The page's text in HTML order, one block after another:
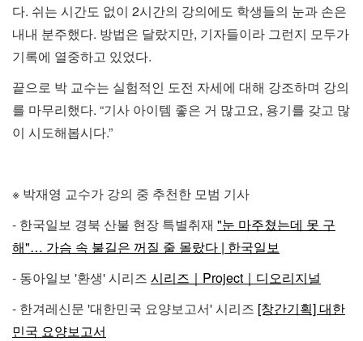
다. 쉬는 시간도 없이 2시간의 강의에도 학생들의 눈과 손은
내내 분주했다. 방법은 달랐지만, 기자들이라 그런지 모두가
기록에 열중하고 있었다.
끝으로 박 교수는 실험적인 도전 자세에 대해 강조하며 강의
를 마무리했다. “기사 아이템 좋은 거 많고요, 용기를 갖고 많
이 시도해봅시다.”
※ 박재영 교수가 강의 중 추천한 모범 기사
- 한국일보 경북 산불 현장 특별취재 "눈 마주쳤는데 못 구
해"… 가슴 속 불길은 꺼질 줄 몰랐다 | 한국일보
- 동아일보 '환생' 시리즈 시리즈｜Project｜디오리지널
- 한겨레신문 '대한민국 요양보고서' 시리즈 [창간기획] 대한
민국 요양보고서